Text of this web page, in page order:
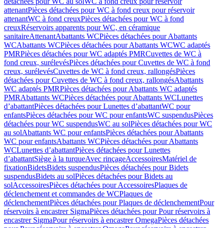
attenantPièces détachées pour WC à fond creux pour réservoir
attenantWC à fond creuxPièces détachées pour WC à fond
creuxRéservoirs apparents pour WC, en céramique
sanitaireAttenantAbattants WCPièces détachées pour Abattants
WCAbattants WCPièces détachées pour Abattants WCWC adaptés
PMRPièces détachées pour WC adaptés PMRCuvettes de WC à
fond creux, surélevésPièces détachées pour Cuvettes de WC à fond
creux, surélevésCuvettes de WC à fond creux, rallongésPièces
détachées pour Cuvettes de WC à fond creux, rallongésAbattants
WC adaptés PMRPièces détachées pour Abattants WC adaptés
PMRAbattants WCPièces détachées pour Abattants WCLunettes
d’abattantPièces détachées pour Lunettes d’abattantWC pour
enfantsPièces détachées pour WC pour enfantsWC suspendusPièces
détachées pour WC suspendusWC au solPièces détachées pour WC
au solAbattants WC pour enfantsPièces détachées pour Abattants
WC pour enfantsAbattants WCPièces détachées pour Abattants
WCLunettes d’abattantPièces détachées pour Lunettes
d’abattantSiège à la turqueAvec rinçageAccessoiresMatériel de
fixationBidetsBidets suspendusPièces détachées pour Bidets
suspendusBidets au solPièces détachées pour Bidets au
solAccessoiresPièces détachées pour AccessoiresPlaques de
déclenchement et commandes de WCPlaques de
déclenchementPièces détachées pour Plaques de déclenchementPour
réservoirs à encastrer SigmaPièces détachées pour Pour réservoirs à
encastrer SigmaPour réservoirs à encastrer OmegaPièces détachées